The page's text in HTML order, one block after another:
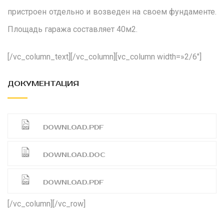
пристроен отдельно и возведен на своем фундаменте.
Площадь гаража составляет 40м2.
[/vc_column_text][/vc_column][vc_column width=»2/6″]
ДОКУМЕНТАЦИЯ
DOWNLOAD.PDF
DOWNLOAD.DOC
DOWNLOAD.PDF
[/vc_column][/vc_row]